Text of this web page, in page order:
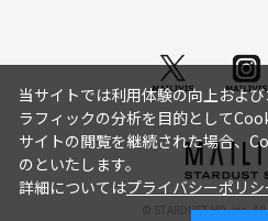
© STARDUST HD. inc. All
当サイトでは利用体験の向上およ
ラフィックの分析を目的として
サイトの閲覧を継続された場合、
のといたします。
詳細についてはプライバシーポリシ